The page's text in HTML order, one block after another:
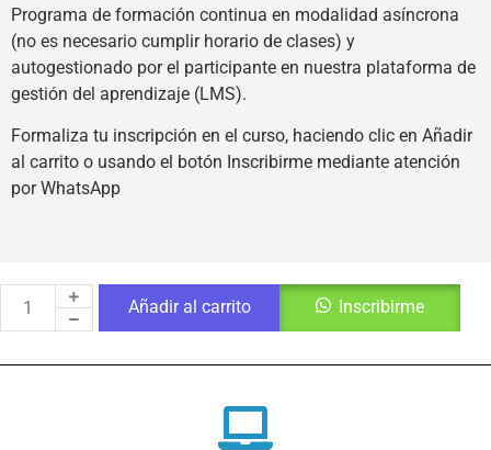
Programa de formación continua en modalidad asíncrona
(no es necesario cumplir horario de clases) y
autogestionado por el participante en nuestra plataforma de
gestión del aprendizaje (LMS).
Formaliza tu inscripción en el curso, haciendo clic en Añadir
al carrito o usando el botón Inscribirme mediante atención
por WhatsApp
Añadir al carrito Inscribirme